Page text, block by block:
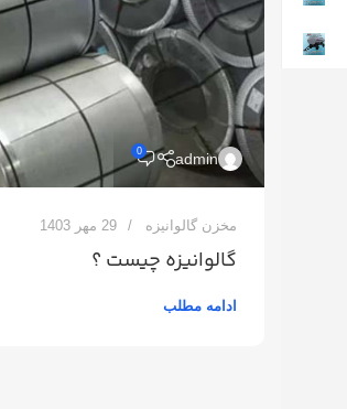
admin
0
مخزن گالوانیزه 29 مهر 1403
گالوانیزه چیست ؟
ادامه مطلب